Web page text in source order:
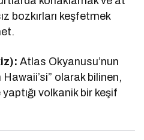
bozkırları keşfetmek
Atlas Okyanusu’nun
Hawaii’si” olarak bilinen,
volkanik bir keşif